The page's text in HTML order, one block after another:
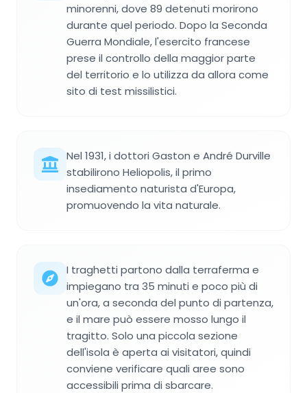
minorenni, dove 89 detenuti morirono
durante quel periodo. Dopo la Seconda
Guerra Mondiale, l'esercito francese
prese il controllo della maggior parte
del territorio e lo utilizza da allora come
sito di test missilistici.
Nel 1931, i dottori Gaston e André Durville
stabilirono Heliopolis, il primo
insediamento naturista d'Europa,
promuovendo la vita naturale.
I traghetti partono dalla terraferma e
impiegano tra 35 minuti e poco più di
un'ora, a seconda del punto di partenza,
e il mare può essere mosso lungo il
tragitto. Solo una piccola sezione
dell'isola è aperta ai visitatori, quindi
conviene verificare quali aree sono
accessibili prima di sbarcare.